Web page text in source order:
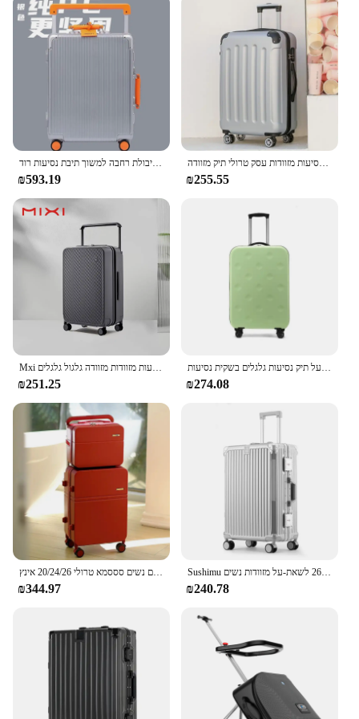
חם! נשים חדשות באיכות גבוהה מתגלגל מטען אלומיניום מסגרת מזוודה גברים 20 24 26 28 אינץ גדול קיבולת רחבה למשוך תיבת נסיעות רוד
₪593.19
גבר ואישה חדש נסיעות מזוודות עסק טרולי תיק מזוודה spinner עלייה 20/22/24/26/28 אינץ 'גלגל אוניברסלי
₪255.55
Mxi רחב ידית נסיעות מזוודות מזוודה גלגול גלגלים cusside hide cardבצד PC tsa מנעל 20 24 אינץ 'יוניסקס m9276
₪251.25
מזוודה נסיעות מתקפלות למטען מטען מתגלגל קל 20/24/28 אינץ 'תיק מטען על תיק נסיעות גלגלים בשקית נסיעות
₪274.08
מזוודה רחבה ידית רחבה מטען סט נסיעות גלגלים נשים סססמא טרולי 20/24/26 אינץ'
₪344.97
Sushimu מזוודת נסיעות גברים 20 24 26 לשאת-על מזוודות נשים PC אלומיניום מסגרת טרולי במקרה tsa מנעול סיסמא
₪240.78